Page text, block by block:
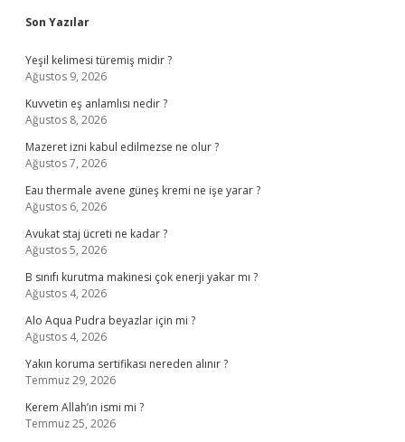
Sidebar
Son Yazılar
Yeşil kelimesi türemiş midir ?
Ağustos 9, 2026
Kuvvetin eş anlamlısı nedir ?
Ağustos 8, 2026
Mazeret izni kabul edilmezse ne olur ?
Ağustos 7, 2026
Eau thermale avene güneş kremi ne işe yarar ?
Ağustos 6, 2026
Avukat staj ücreti ne kadar ?
Ağustos 5, 2026
B sınıfı kurutma makinesi çok enerji yakar mı ?
Ağustos 4, 2026
Alo Aqua Pudra beyazlar için mi ?
Ağustos 4, 2026
Yakın koruma sertifikası nereden alınır ?
Temmuz 29, 2026
Kerem Allah’ın ismi mi ?
Temmuz 25, 2026